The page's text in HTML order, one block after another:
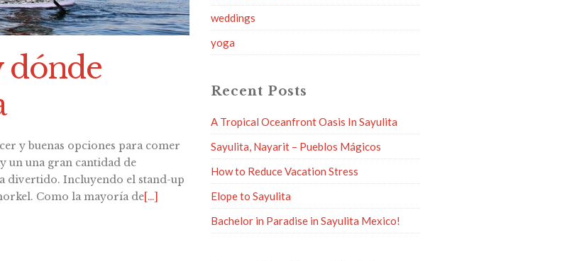
dónde
y buenas opciones para comer
un una gran cantidad de
divertido. Incluyendo el stand-up
Como la mayoría de[…]
weddings
yoga
Recent Posts
A Tropical Oceanfront Oasis In Sayulita
Sayulita, Nayarit – Pueblos Mágicos
How to Reduce Vacation Stress
Elope to Sayulita
Bachelor in Paradise in Sayulita Mexico!